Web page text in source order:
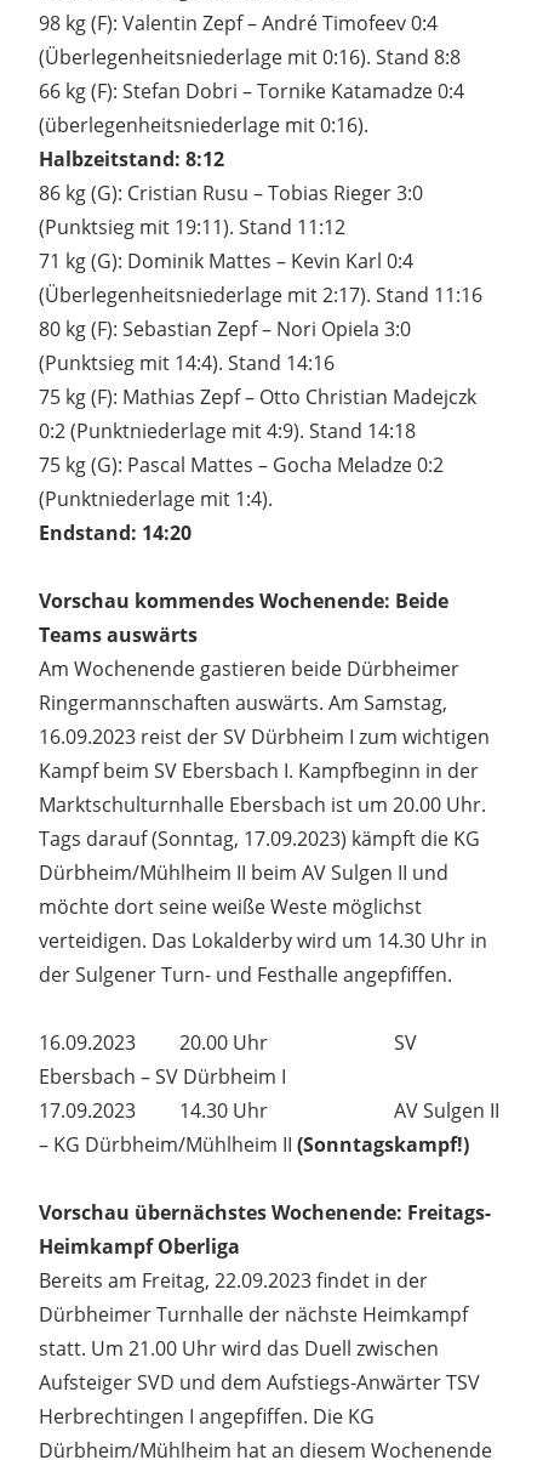
98 kg (F): Valentin Zepf – André Timofeev 0:4
(Überlegenheitsniederlage mit 0:16). Stand 8:8
66 kg (F): Stefan Dobri – Tornike Katamadze 0:4
(überlegenheitsniederlage mit 0:16).
Halbzeitstand: 8:12
86 kg (G): Cristian Rusu – Tobias Rieger 3:0
(Punktsieg mit 19:11). Stand 11:12
71 kg (G): Dominik Mattes – Kevin Karl 0:4
(Überlegenheitsniederlage mit 2:17). Stand 11:16
80 kg (F): Sebastian Zepf – Nori Opiela 3:0
(Punktsieg mit 14:4). Stand 14:16
75 kg (F): Mathias Zepf – Otto Christian Madejczk
0:2 (Punktniederlage mit 4:9). Stand 14:18
75 kg (G): Pascal Mattes – Gocha Meladze 0:2
(Punktniederlage mit 1:4).
Endstand: 14:20
Vorschau kommendes Wochenende: Beide
Teams auswärts
Am Wochenende gastieren beide Dürbheimer
Ringermannschaften auswärts. Am Samstag,
16.09.2023 reist der SV Dürbheim I zum wichtigen
Kampf beim SV Ebersbach I. Kampfbeginn in der
Marktschulturnhalle Ebersbach ist um 20.00 Uhr.
Tags darauf (Sonntag, 17.09.2023) kämpft die KG
Dürbheim/Mühlheim II beim AV Sulgen II und
möchte dort seine weiße Weste möglichst
verteidigen. Das Lokalderby wird um 14.30 Uhr in
der Sulgener Turn- und Festhalle angepfiffen.
16.09.2023 20.00 Uhr SV
Ebersbach – SV Dürbheim I
17.09.2023 14.30 Uhr AV Sulgen II
– KG Dürbheim/Mühlheim II (Sonntagskampf!)
Vorschau übernächstes Wochenende: Freitags-
Heimkampf Oberliga
Bereits am Freitag, 22.09.2023 findet in der
Dürbheimer Turnhalle der nächste Heimkampf
statt. Um 21.00 Uhr wird das Duell zwischen
Aufsteiger SVD und dem Aufstiegs-Anwärter TSV
Herbrechtingen I angepfiffen. Die KG
Dürbheim/Mühlheim hat an diesem Wochenende